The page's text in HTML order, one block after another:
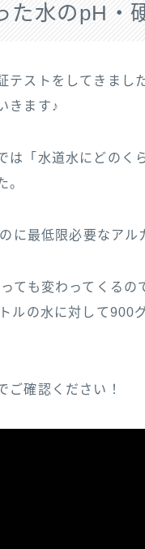
た水のpH・
テストをしてきまし
きます♪
は「水道水にどの
。
に最低限必要なアル
ても変わってくる
の水に対して900
ご確認ください！